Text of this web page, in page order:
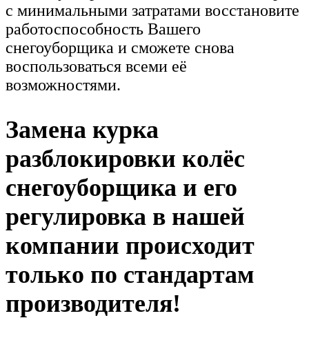
с минимальными затратами восстановите
работоспособность Вашего
снегоуборщика и сможете снова
воспользоваться всеми её
возможностями.
Замена курка
разблокировки колёс
снегоуборщика и его
регулировка в нашей
компании происходит
только по стандартам
производителя!